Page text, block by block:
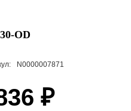
OD
N0000007871
₽